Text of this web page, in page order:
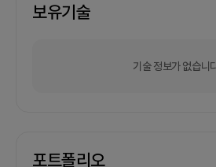
보유기술
기술 정보가 없습니
포트폴리오